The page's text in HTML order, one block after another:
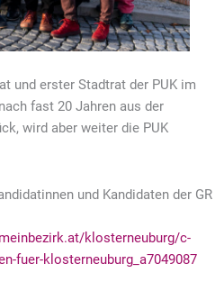
und erster Stadtrat der PUK im
fast 20 Jahren aus der
wird aber weiter die PUK
und Kandidaten der GR
klosterneuburg/c-
fuer-klosterneuburg_a7049087